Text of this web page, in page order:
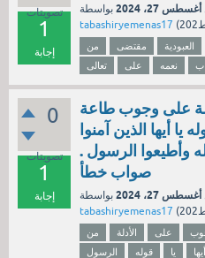
تصويتات
1
إجابة
أغسطس 27، 2024
بواسطة
tabashiryemenas17 (
من مقتضى العبودية
تعالى
على نعمه
0
تصويتات
1
إجابة
على وجوب طاعة
يا أيها الذين آمنوا
وأطيعوا الرسول .
صواب خطأ
أغسطس 27، 2024
بواسطة
tabashiryemenas17 (
من الأدلة على
الرسول
قوله يا أيها